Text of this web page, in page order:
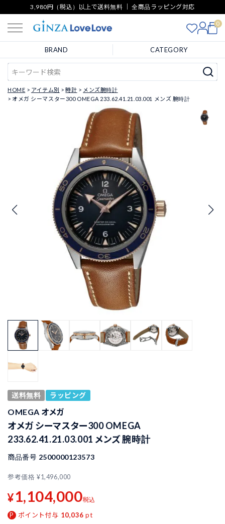
3,980円（税込）以上で送料無料 ｜ 全商品ラッピング対応
0
BRAND CATEGORY
HOME アイテム別 時計
メンズ腕時計
オメガ シーマスター300 OMEGA 233.62.41.21.03.001 メンズ 腕時計
送料無料 ラッピング
OMEGA オメガ
オメガ シーマスター300 OMEGA
233.62.41.21.03.001 メンズ 腕時計
商品番号 2500000123573
参考価格 ¥1,496,000
¥1,104,000税込
ポイント付与 10,036 pt